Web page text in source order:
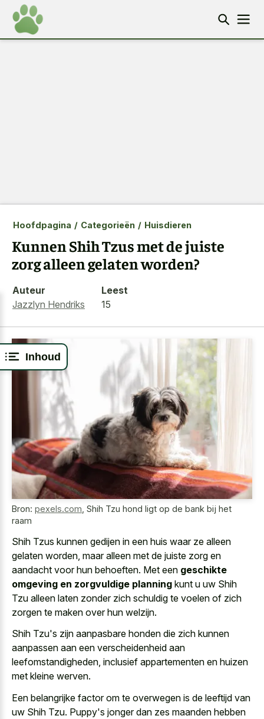
Inhoud
Hoofdpagina / Categorieën / Huisdieren
Kunnen Shih Tzus met de juiste
zorg alleen gelaten worden?
Auteur
Jazzlyn Hendriks
Leest
15
Bron: pexels.com Shih Tzu hond ligt op de bank bij het
raam
Shih Tzus kunnen gedijen in een huis waar ze alleen
gelaten worden, maar alleen met de juiste zorg en
aandacht voor hun behoeften. Met een geschikte
omgeving en zorgvuldige planning kunt u uw Shih
Tzu alleen laten zonder zich schuldig te voelen of zich
zorgen te maken over hun welzijn.
Shih Tzu's zijn aanpasbare honden die zich kunnen
aanpassen aan een verscheidenheid aan
leefomstandigheden, inclusief appartementen en huizen
met kleine werven.
Een belangrijke factor om te overwegen is de leeftijd van
uw Shih Tzu. Puppy's jonger dan zes maanden hebben